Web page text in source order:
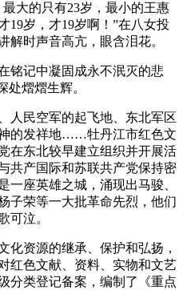
大的只有23岁，最小的王惠
19岁，才19岁啊！”在八女投
解时声音高亢，眼含泪花。
铭记中凝固成永不泯灭的悲
处熠熠生辉。
人民空军的起飞地、东北军区
的发祥地……牡丹江市红色文
在东北较早建立组织并开展活
共产国际和苏联共产党保持密
一座英雄之城，涌现出马骏、
子荣等一大批革命先烈，他们
可泣。
化资源的继承、保护和弘扬，
红色文献、资料、实物和文艺
分类登记备案，编制了《重点